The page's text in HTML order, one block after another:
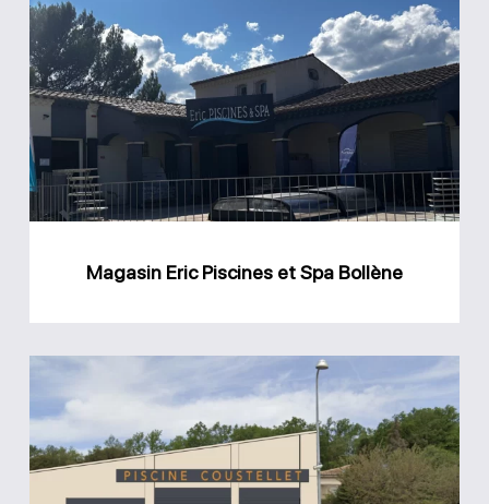
Eric
Piscines
et
Spa
Bollène
Magasin Eric Piscines et Spa Bollène
Magasin
Coustellet
Cabrières-